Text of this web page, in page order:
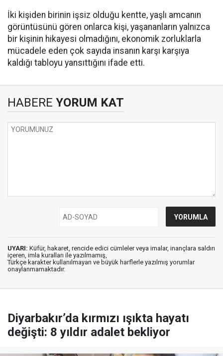
İki kişiden birinin işsiz olduğu kentte, yaşlı amcanın
görüntüsünü gören onlarca kişi, yaşananların yalnızca
bir kişinin hikayesi olmadığını, ekonomik zorluklarla
mücadele eden çok sayıda insanın karşı karşıya
kaldığı tabloyu yansıttığını ifade etti.
HABERE YORUM KAT
UYARI: Küfür, hakaret, rencide edici cümleler veya imalar, inançlara saldırı
içeren, imla kuralları ile yazılmamış,
Türkçe karakter kullanılmayan ve büyük harflerle yazılmış yorumlar
onaylanmamaktadır.
Diyarbakır’da kırmızı ışıkta hayatı
değişti: 8 yıldır adalet bekliyor